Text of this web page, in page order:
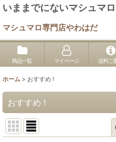
いままでにないマシュマ
マシュマロ専門店やわはだ
商品一覧 マイページ 送料ご
ホーム > おすすめ !
おすすめ !